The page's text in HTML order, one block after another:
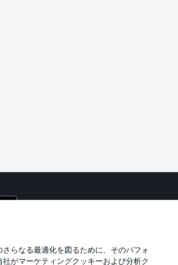
当サイトについて
らなる最適化を図るために、そのパフォ
がマーケティングクッキーおよび分析ク